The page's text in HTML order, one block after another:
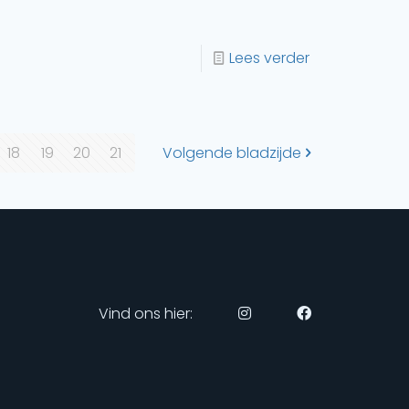
Lees verder
18 19 20 21 Volgende bladzijde
Vind ons hier: